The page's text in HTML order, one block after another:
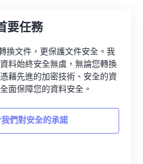
要任務
換文件，更保護文件安全。我
料始終安全無虞，無論您轉換
藉先進的加密技術、安全的資
面保障您的資料安全。
們對安全的承諾